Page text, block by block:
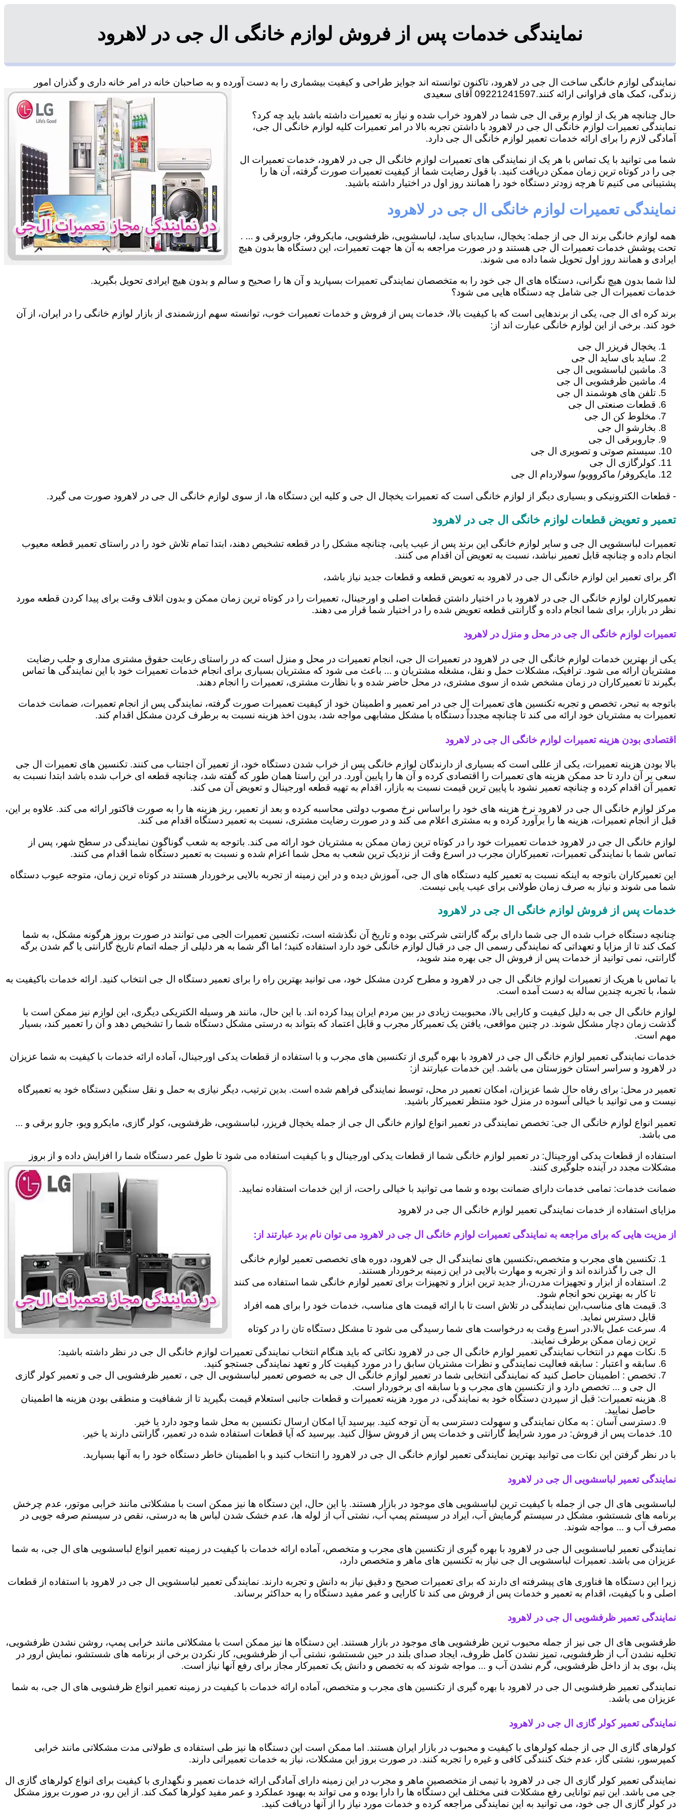
نمایندگی خدمات پس از فروش لوازم خانگی ال جی در لاهرود
نمایندگی لوازم خانگی ساخت ال جی در لاهرود، تاکنون توانسته اند جوایز طراحی و کیفیت بیشماری را به دست آورده و به صاحبان خانه در امر خانه داری و گذران امور
زندگی، کمک های فراوانی ارائه کنند.09221241597 آقای سعیدی
حال چنانچه هر یک از لوازم برقی ال جی شما در لاهرود خراب شده و نیاز به تعمیرات داشته باشد باید چه کرد؟
نمایندگی تعمیرات لوازم خانگی ال جی در لاهرود با داشتن تجربه بالا در امر تعمیرات کلیه لوازم خانگی ال جی،
آمادگی لازم را برای ارائه خدمات تعمیر لوازم خانگی ال جی دارد.
شما می توانید با یک تماس با هر یک از نمایندگی های تعمیرات لوازم خانگی ال جی در لاهرود، خدمات تعمیرات ال
جی را در کوتاه ترین زمان ممکن دریافت کنید. با قول رضایت شما از کیفیت تعمیرات صورت گرفته، آن ها را
پشتیبانی می کنیم تا هرچه زودتر دستگاه خود را همانند روز اول در اختیار داشته باشید.
نمایندگی تعمیرات لوازم خانگی ال جی در لاهرود
همه لوازم خانگی برند ال جی از جمله: یخچال، سایدبای ساید، لباسشویی، ظرفشویی، مایکروفر، جاروبرقی و ... .
تحت پوشش خدمات تعمیرات ال جی هستند و در صورت مراجعه به آن ها جهت تعمیرات، این دستگاه ها بدون هیچ
ایرادی و همانند روز اول تحویل شما داده می شوند.
لذا شما بدون هیچ نگرانی، دستگاه های ال جی خود را به متخصصان نمایندگی تعمیرات بسپارید و آن ها را صحیح و سالم و بدون هیچ ایرادی تحویل بگیرید.
خدمات تعمیرات ال جی شامل چه دستگاه هایی می شود؟
برند کره ای ال جی، یکی از برندهایی است که با کیفیت بالا، خدمات پس از فروش و خدمات تعمیرات خوب، توانسته سهم ارزشمندی از بازار لوازم خانگی را در ایران، از آن
خود کند. برخی از این لوازم خانگی عبارت اند از:
یخچال فریزر ال جی
ساید بای ساید ال جی
ماشین لباسشویی ال جی
ماشین ظرفشویی ال جی
تلفن های هوشمند ال جی
قطعات صنعتی ال جی
مخلوط کن ال جی
بخارشو ال جی
جاروبرقی ال جی
سیستم صوتی و تصویری ال جی
کولرگازی ال جی
مایکروفر/ ماکروویو/ سولاردام ال جی
- قطعات الکترونیکی و بسیاری دیگر از لوازم خانگی است که تعمیرات یخچال ال جی و کلیه این دستگاه ها، از سوی لوازم خانگی ال جی در لاهرود صورت می گیرد.
تعمیر و تعویض قطعات لوازم خانگی ال جی در لاهرود
تعمیرات لباسشویی ال جی و سایر لوازم خانگی این برند پس از عیب یابی، چنانچه مشکل را در قطعه تشخیص دهند، ابتدا تمام تلاش خود را در راستای تعمیر قطعه معیوب
انجام داده و چنانچه قابل تعمیر نباشد، نسبت به تعویض آن اقدام می کنند.
اگر برای تعمیر این لوازم خانگی ال جی در لاهرود به تعویض قطعه و قطعات جدید نیاز باشد،
تعمیرکاران لوازم خانگی ال جی در لاهرود با در اختیار داشتن قطعات اصلی و اورجینال، تعمیرات را در کوتاه ترین زمان ممکن و بدون اتلاف وقت برای پیدا کردن قطعه مورد
نظر در بازار، برای شما انجام داده و گارانتی قطعه تعویض شده را در اختیار شما قرار می دهند.
تعمیرات لوازم خانگی ال جی در محل و منزل در لاهرود
یکی از بهترین خدمات لوازم خانگی ال جی در لاهرود در تعمیرات ال جی، انجام تعمیرات در محل و منزل است که در راستای رعایت حقوق مشتری مداری و جلب رضایت
مشتریان ارائه می شود. ترافیک، مشکلات حمل و نقل، مشغله مشتریان و ... باعث می شود که مشتریان بسیاری برای انجام خدمات تعمیرات خود با این نمایندگی ها تماس
بگیرند تا تعمیرکاران در زمان مشخص شده از سوی مشتری، در محل حاضر شده و با نظارت مشتری، تعمیرات را انجام دهند.
باتوجه به تبحر، تخصص و تجربه تکنسین های تعمیرات ال جی در امر تعمیر و اطمینان خود از کیفیت تعمیرات صورت گرفته، نمایندگی پس از انجام تعمیرات، ضمانت خدمات
تعمیرات به مشتریان خود ارائه می کند تا چنانچه مجدداً دستگاه با مشکل مشابهی مواجه شد، بدون اخذ هزینه نسبت به برطرف کردن مشکل اقدام کند.
اقتصادی بودن هزینه تعمیرات لوازم خانگی ال جی در لاهرود
بالا بودن هزینه تعمیرات، یکی از عللی است که بسیاری از دارندگان لوازم خانگی پس از خراب شدن دستگاه خود، از تعمیر آن اجتناب می کنند. تکنسین های تعمیرات ال جی
سعی بر آن دارد تا حد ممکن هزینه های تعمیرات را اقتصادی کرده و آن ها را پایین آورد. در این راستا همان طور که گفته شد، چنانچه قطعه ای خراب شده باشد ابتدا نسبت به
تعمیر آن اقدام کرده و چنانچه تعمیر نشود با پایین ترین قیمت نسبت به بازار، اقدام به تهیه قطعه اورجینال و تعویض آن می کند.
مرکز لوازم خانگی ال جی در لاهرود نرخ هزینه های خود را براساس نرخ مصوب دولتی محاسبه کرده و بعد از تعمیر، ریز هزینه ها را به صورت فاکتور ارائه می کند. علاوه بر این،
قبل از انجام تعمیرات، هزینه ها را برآورد کرده و به مشتری اعلام می کند و در صورت رضایت مشتری، نسبت به تعمیر دستگاه اقدام می کند.
لوازم خانگی ال جی در لاهرود خدمات تعمیرات خود را در کوتاه ترین زمان ممکن به مشتریان خود ارائه می کند. باتوجه به شعب گوناگون نمایندگی در سطح شهر، پس از
تماس شما با نمایندگی تعمیرات، تعمیرکاران مجرب در اسرع وقت از نزدیک ترین شعب به محل شما اعزام شده و نسبت به تعمیر دستگاه شما اقدام می کنند.
این تعمیرکاران باتوجه به اینکه نسبت به تعمیر کلیه دستگاه های ال جی، آموزش دیده و در این زمینه از تجربه بالایی برخوردار هستند در کوتاه ترین زمان، متوجه عیوب دستگاه
شما می شوند و نیاز به صرف زمان طولانی برای عیب یابی نیست.
خدمات پس از فروش لوازم خانگی ال جی در لاهرود
چنانچه دستگاه خراب شده ال جی شما دارای برگه گارانتی شرکتی بوده و تاریخ آن نگذشته است، تکنسین تعمیرات الجی می توانند در صورت بروز هرگونه مشکل، به شما
کمک کند تا از مزایا و تعهداتی که نمایندگی رسمی ال جی در قبال لوازم خانگی خود دارد استفاده کنید؛ اما اگر شما به هر دلیلی از جمله اتمام تاریخ گارانتی یا گم شدن برگه
گارانتی، نمی توانید از خدمات پس از فروش ال جی بهره مند شوید،
با تماس با هریک از تعمیرات لوازم خانگی ال جی در لاهرود و مطرح کردن مشکل خود، می توانید بهترین راه را برای تعمیر دستگاه ال جی انتخاب کنید. ارائه خدمات باکیفیت به
شما، با تجربه چندین ساله به دست آمده است.
لوازم خانگی ال جی به دلیل کیفیت و کارایی بالا، محبوبیت زیادی در بین مردم ایران پیدا کرده اند. با این حال، مانند هر وسیله الکتریکی دیگری، این لوازم نیز ممکن است با
گذشت زمان دچار مشکل شوند. در چنین مواقعی، یافتن یک تعمیرکار مجرب و قابل اعتماد که بتواند به درستی مشکل دستگاه شما را تشخیص دهد و آن را تعمیر کند، بسیار
مهم است.
خدمات نمایندگی تعمیر لوازم خانگی ال جی در لاهرود با بهره گیری از تکنسین های مجرب و با استفاده از قطعات یدکی اورجینال، آماده ارائه خدمات با کیفیت به شما عزیزان
در لاهرود و سراسر استان خوزستان می باشد. این خدمات عبارتند از:
تعمیر در محل: برای رفاه حال شما عزیزان، امکان تعمیر در محل، توسط نمایندگی فراهم شده است. بدین ترتیب، دیگر نیازی به حمل و نقل سنگین دستگاه خود به تعمیرگاه
نیست و می توانید با خیالی آسوده در منزل خود منتظر تعمیرکار باشید.
تعمیر انواع لوازم خانگی ال جی: تخصص نمایندگی در تعمیر انواع لوازم خانگی ال جی از جمله یخچال فریزر، لباسشویی، ظرفشویی، کولر گازی، مایکرو ویو، جارو برقی و ...
می باشد.
استفاده از قطعات یدکی اورجینال: در تعمیر لوازم خانگی شما از قطعات یدکی اورجینال و با کیفیت استفاده می شود تا طول عمر دستگاه شما را افزایش داده و از بروز
مشکلات مجدد در آینده جلوگیری کنند.
ضمانت خدمات: تمامی خدمات دارای ضمانت بوده و شما می توانید با خیالی راحت، از این خدمات استفاده نمایید.
مزایای استفاده از خدمات نمایندگی تعمیر لوازم خانگی ال جی در لاهرود
از مزیت هایی که برای مراجعه به نمایندگی تعمیرات لوازم خانگی ال جی در لاهرود می توان نام برد عبارتند از:
تکنسین های مجرب و متخصص،تکنسین های نمایندگی ال جی لاهرود، دوره های تخصصی تعمیر لوازم خانگی
ال جی را گذرانده اند و از تجربه و مهارت بالایی در این زمینه برخوردار هستند.
استفاده از ابزار و تجهیزات مدرن،از جدید ترین ابزار و تجهیزات برای تعمیر لوازم خانگی شما استفاده می کنند
تا کار به بهترین نحو انجام شود.
قیمت های مناسب،این نمایندگی در تلاش است تا با ارائه قیمت های مناسب، خدمات خود را برای همه افراد
قابل دسترس نماید.
سرعت عمل بالا،در اسرع وقت به درخواست های شما رسیدگی می شود تا مشکل دستگاه تان را در کوتاه
ترین زمان ممکن برطرف نمایند.
نکات مهم در انتخاب نمایندگی تعمیر لوازم خانگی ال جی در لاهرود نکاتی که باید هنگام انتخاب نمایندگی تعمیرات لوازم خانگی ال جی در نظر داشته باشید:
سابقه و اعتبار : سابقه فعالیت نمایندگی و نظرات مشتریان سابق را در مورد کیفیت کار و تعهد نمایندگی جستجو کنید.
تخصص : اطمینان حاصل کنید که نمایندگی انتخابی شما در تعمیر لوازم خانگی ال جی به خصوص تعمیر لباسشویی ال جی ، تعمیر ظرفشویی ال جی و تعمیر کولر گازی
ال جی و ... تخصص دارد و از تکنسین های مجرب و با سابقه ای برخوردار است.
هزینه تعمیرات: قبل از سپردن دستگاه خود به نمایندگی، در مورد هزینه تعمیرات و قطعات جانبی استعلام قیمت بگیرید تا از شفافیت و منطقی بودن هزینه ها اطمینان
حاصل نمایید.
دسترسی آسان : به مکان نمایندگی و سهولت دسترسی به آن توجه کنید. بپرسید آیا امکان ارسال تکنسین به محل شما وجود دارد یا خیر.
خدمات پس از فروش: در مورد شرایط گارانتی و خدمات پس از فروش سؤال کنید. بپرسید که آیا قطعات استفاده شده در تعمیر، گارانتی دارند یا خیر.
با در نظر گرفتن این نکات می توانید بهترین نمایندگی تعمیر لوازم خانگی ال جی در لاهرود را انتخاب کنید و با اطمینان خاطر دستگاه خود را به آنها بسپارید.
نمایندگی تعمیر لباسشویی ال جی در لاهرود
لباسشویی های ال جی از جمله با کیفیت ترین لباسشویی های موجود در بازار هستند. با این حال، این دستگاه ها نیز ممکن است با مشکلاتی مانند خرابی موتور، عدم چرخش
برنامه های شستشو، مشکل در سیستم گرمایش آب، ایراد در سیستم پمپ آب، نشتی آب از لوله ها، عدم خشک شدن لباس ها به درستی، نقص در سیستم صرفه جویی در
مصرف آب و ... مواجه شوند.
نمایندگی تعمیر لباسشویی ال جی در لاهرود با بهره گیری از تکنسین های مجرب و متخصص، آماده ارائه خدمات با کیفیت در زمینه تعمیر انواع لباسشویی های ال جی، به شما
عزیزان می باشد. تعمیرات لباسشویی ال جی نیاز به تکنسین های ماهر و متخصص دارد،
زیرا این دستگاه ها فناوری های پیشرفته ای دارند که برای تعمیرات صحیح و دقیق نیاز به دانش و تجربه دارند. نمایندگی تعمیر لباسشویی ال جی در لاهرود با استفاده از قطعات
اصلی و با کیفیت، اقدام به تعمیر و خدمات پس از فروش می کند تا کارایی و عمر مفید دستگاه را به حداکثر برساند.
نمایندگی تعمیر ظرفشویی ال جی در لاهرود
ظرفشویی های ال جی نیز از جمله محبوب ترین ظرفشویی های موجود در بازار هستند. این دستگاه ها نیز ممکن است با مشکلاتی مانند خرابی پمپ، روشن نشدن ظرفشویی،
تخلیه نشدن آب از ظرفشویی، تمیز نشدن کامل ظروف، ایجاد صدای بلند در حین شستشو، نشتی آب از ظرفشویی، کار نکردن برخی از برنامه های شستشو، نمایش ارور در
پنل، بوی بد از داخل ظرفشویی، گرم نشدن آب و ... مواجه شوند که به تخصص و دانش یک تعمیرکار مجاز برای رفع آنها نیاز است.
نمایندگی تعمیر ظرفشویی ال جی در لاهرود با بهره گیری از تکنسین های مجرب و متخصص، آماده ارائه خدمات با کیفیت در زمینه تعمیر انواع ظرفشویی های ال جی، به شما
عزیزان می باشد.
نمایندگی تعمیر کولر گازی ال جی در لاهرود
کولرهای گازی ال جی از جمله کولرهای با کیفیت و محبوب در بازار ایران هستند. اما ممکن است این دستگاه ها نیز طی استفاده ی طولانی مدت مشکلاتی مانند خرابی
کمپرسور، نشتی گاز، عدم خنک کنندگی کافی و غیره را تجربه کنند. در صورت بروز این مشکلات، نیاز به خدمات تعمیراتی دارند.
نمایندگی تعمیر کولر گازی ال جی در لاهرود با تیمی از متخصصین ماهر و مجرب در این زمینه دارای آمادگی ارائه خدمات تعمیر و نگهداری با کیفیت برای انواع کولرهای گازی ال
جی می باشد. این تیم توانایی رفع مشکلات فنی مختلف این دستگاه ها را دارا بوده و می تواند به بهبود عملکرد و عمر مفید کولرها کمک کند. از این رو، در صورت بروز مشکل
در کولر گازی ال جی خود، می توانید به این نمایندگی مراجعه کرده و خدمات مورد نیاز را از آنها دریافت کنید.